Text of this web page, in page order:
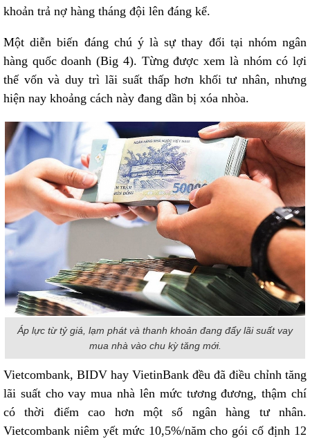
khoản trả nợ hàng tháng đội lên đáng kể.
Một diễn biến đáng chú ý là sự thay đổi tại nhóm ngân
hàng quốc doanh (Big 4). Từng được xem là nhóm có lợi
thế vốn và duy trì lãi suất thấp hơn khối tư nhân, nhưng
hiện nay khoảng cách này đang dần bị xóa nhòa.
Áp lực từ tỷ giá, lạm phát và thanh khoản đang đẩy lãi suất vay
mua nhà vào chu kỳ tăng mới.
Vietcombank, BIDV hay VietinBank đều đã điều chỉnh tăng
lãi suất cho vay mua nhà lên mức tương đương, thậm chí
có thời điểm cao hơn một số ngân hàng tư nhân.
Vietcombank niêm yết mức 10,5%/năm cho gói cố định 12